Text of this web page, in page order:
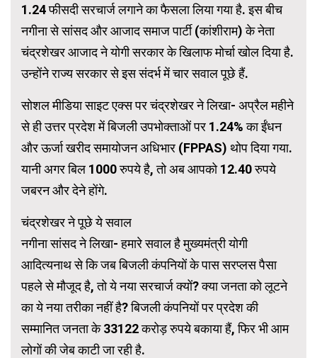
1.24 फीसदी सरचार्ज लगाने का फैसला लिया गया है. इस बीच
नगीना से सांसद और आजाद समाज पार्टी (कांशीराम) के नेता
चंद्रशेखर आजाद ने योगी सरकार के खिलाफ मोर्चा खोल दिया है.
उन्होंने राज्य सरकार से इस संदर्भ में चार सवाल पूछे हैं.
सोशल मीडिया साइट एक्स पर चंद्रशेखर ने लिखा- अप्रैल महीने
से ही उत्तर प्रदेश में बिजली उपभोक्ताओं पर 1.24% का ईंधन
और ऊर्जा खरीद समायोजन अधिभार (FPPAS) थोप दिया गया.
यानी अगर बिल 1000 रुपये है, तो अब आपको 12.40 रुपये
जबरन और देने होंगे.
चंद्रशेखर ने पूछे ये सवाल
नगीना सांसद ने लिखा- हमारे सवाल है मुख्यमंत्री योगी
आदित्यनाथ से कि जब बिजली कंपनियों के पास सरप्लस पैसा
पहले से मौजूद है, तो ये नया सरचार्ज क्यों? क्या जनता को लूटने
का ये नया तरीका नहीं है? बिजली कंपनियों पर प्रदेश की
सम्मानित जनता के 33122 करोड़ रुपये बकाया हैं, फिर भी आम
लोगों की जेब काटी जा रही है.